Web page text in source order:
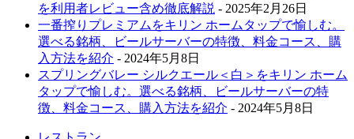
を利用者レビュー含め徹底解説 - 2025年2月26日
一番搾りプレミアムをキリン ホームタップで愉しむ。
選べる銘柄、ビールサーバーの特徴、料金コース、購
入方法を紹介 - 2024年5月8日
スプリングバレー シルクエール＜白＞をキリン ホーム
タップで愉しむ。選べる銘柄、ビールサーバーの特
徴、料金コース、購入方法を紹介 - 2024年5月8日